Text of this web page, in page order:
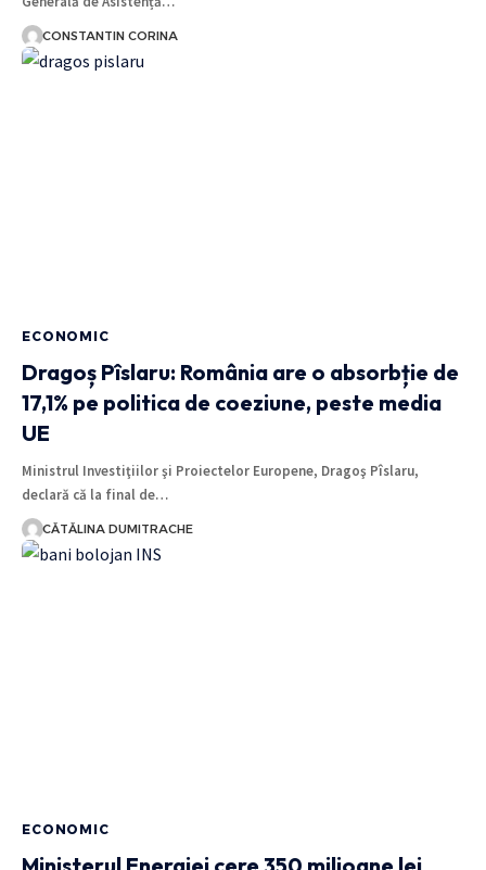
CONSTANTIN CORINA
ECONOMIC
Dragoș Pîslaru: România are o absorbție de
17,1% pe politica de coeziune, peste media
UE
Ministrul Investiţiilor şi Proiectelor Europene, Dragoş Pîslaru,
declară că la final de…
CĂTĂLINA DUMITRACHE
ECONOMIC